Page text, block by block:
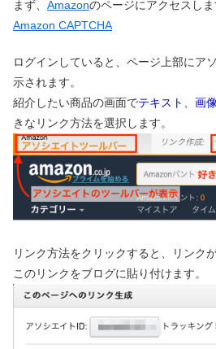
まず、 Amazonのページにアクセスしま
Amazon CAPTCHA
ログインしていると、ページ上部にア
示されます。
紹介したい商品の画面でテキスト 画像
きなリンク方法を選択します。
リンク方法をクリックすると、リンク
このリンクをブログに貼り付けます。